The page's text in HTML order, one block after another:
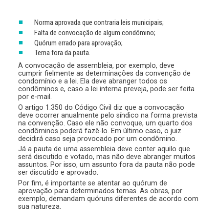
Norma aprovada que contraria leis municipais;
Falta de convocação de algum condômino;
Quórum errado para aprovação;
Tema fora da pauta.
A convocação de assembleia, por exemplo, deve
cumprir fielmente as determinações da convenção de
condomínio e a lei. Ela deve abranger todos os
condôminos e, caso a lei interna preveja, pode ser feita
por e-mail.
O artigo 1.350 do Código Civil diz que a convocação
deve ocorrer anualmente pelo síndico na forma prevista
na convenção. Caso ele não convoque, um quarto dos
condôminos poderá fazê-lo. Em último caso, o juiz
decidirá caso seja provocado por um condômino.
Já a pauta de uma assembleia deve conter aquilo que
será discutido e votado, mas não deve abranger muitos
assuntos. Por isso, um assunto fora da pauta não pode
ser discutido e aprovado.
Por fim, é importante se atentar ao quórum de
aprovação para determinados temas. As obras, por
exemplo, demandam quóruns diferentes de acordo com
sua natureza.